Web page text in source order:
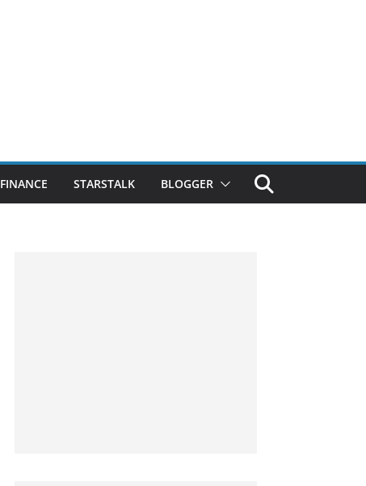
FINANCE STARSTALK BLOGGER